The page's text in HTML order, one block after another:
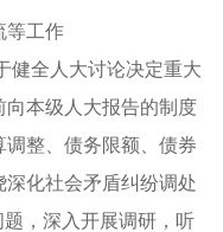
等工作
健全人大讨论决定重大
本级人大报告的制度
整、债务限额、债券
化社会矛盾纠纷调处
，深入开展调研，听